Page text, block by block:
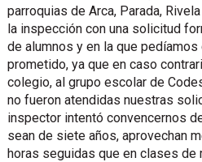
parroquias de Arca, Parada,
la inspección con una solicitud
de alumnos y en la que
prometido, ya que en caso
colegio, al grupo escolar de
no fueron atendidas nuestras
inspector intentó convencernos
sean de siete años, aprovechan
horas seguidas que en clases de